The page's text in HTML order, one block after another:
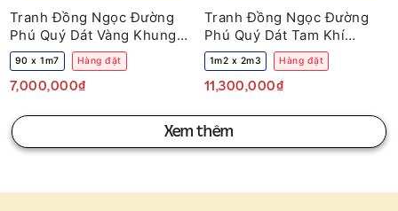
Tranh Đồng Ngọc Đường
Phú Quý Dát Vàng Khung
Gỗ 90 x 1m7
90 x 1m7 Hàng đặt
7,000,000₫
Tranh Đồng Ngọc Đường
Phú Quý Dát Tam Khí
Khung Gỗ 1m2 x 2m3
1m2 x 2m3 Hàng đặt
11,300,000₫
Xem thêm